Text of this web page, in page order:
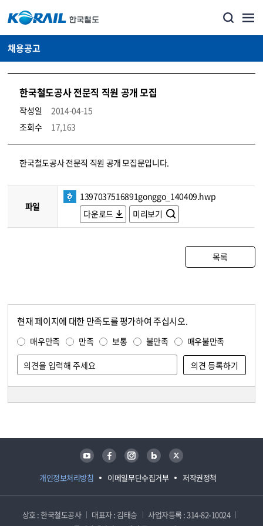
채용공고
한국철도공사 전문직 직원 공개 모집
작성일
2014-04-15
조회수
17,163
코레일소개_경영공시_채용공고 상세보기 – 내용, 파일, 담당자 연락처로 구성
한국철도공사 전문직 직원 공개 모집문입니다.
파일
1397037516891gonggo_140409.hwp
다운로드
미리보기
목록
현재 페이지에 대한 만족도를 평가하여 주십시오.
매우만족 만족 보통 불만족 매우불만족
개인정보처리방침 이메일무단수집거부 저작권정책
유튜브 페이스북 인스타그램 블로그 트위터
상호 : 한국철도공사 대표자 : 김태승
사업자등록 : 314-82-10024